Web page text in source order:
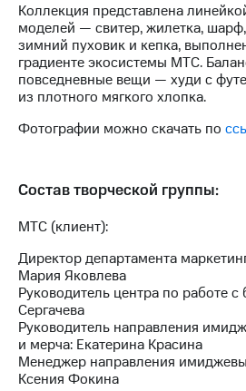
акций
Описание
Программа
приобретения
Порядок
акций
облигаций
Описание
Еврооблигации-2023
Уведомление
о
погашении
именных
облигаций
Другое
Регистратор
Коллекция представлена
моделей — свитер, жилетка,
зимний пуховик и кепка,
градиенте экосистемы МТС.
повседневные вещи — худи с
из плотного мягкого хлопка.
Фотографии можно скачать по
Состав творческой группы:
МТС (клиент):
Директор департамента
Мария Яковлева
Руководитель центра по работе
Сергачева
Руководитель направления
и мерча: Екатерина Красина
Менеджер направления
Ксения Фокина